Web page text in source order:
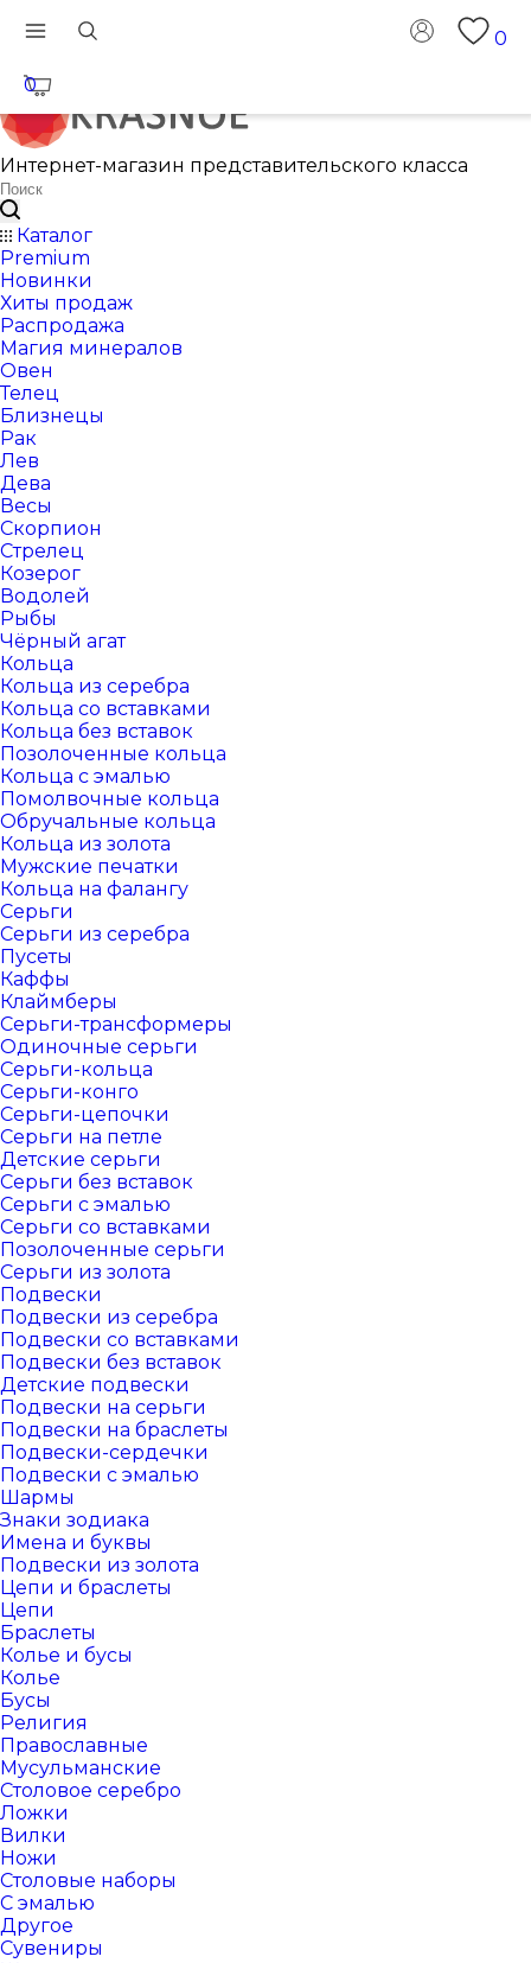
0
0
Интернет-магазин представительского класса
Каталог
Premium
Новинки
Хиты продаж
Распродажа
Магия минералов
Овен
Телец
Близнецы
Рак
Лев
Дева
Весы
Скорпион
Стрелец
Козерог
Водолей
Рыбы
Чёрный агат
Кольца
Кольца из серебра
Кольца со вставками
Кольца без вставок
Позолоченные кольца
Кольца с эмалью
Помолвочные кольца
Обручальные кольца
Кольца из золота
Мужские печатки
Кольца на фалангу
Серьги
Серьги из серебра
Пусеты
Каффы
Клаймберы
Серьги-трансформеры
Одиночные серьги
Серьги-кольца
Серьги-конго
Серьги-цепочки
Серьги на петле
Детские серьги
Серьги без вставок
Серьги с эмалью
Серьги со вставками
Позолоченные серьги
Серьги из золота
Подвески
Подвески из серебра
Подвески со вставками
Подвески без вставок
Детские подвески
Подвески на серьги
Подвески на браслеты
Подвески-сердечки
Подвески с эмалью
Шармы
Знаки зодиака
Имена и буквы
Подвески из золота
Цепи и браслеты
Цепи
Браслеты
Колье и бусы
Колье
Бусы
Религия
Православные
Мусульманские
Столовое серебро
Ложки
Вилки
Ножи
Столовые наборы
С эмалью
Другое
Сувениры